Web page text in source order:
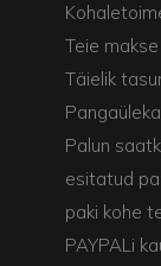
Teie
Täielik
Palun
esitatud
paki kohe
PAYPALi